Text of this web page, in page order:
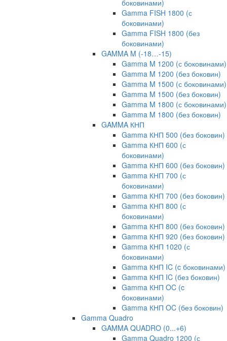
боковинами)
Gamma FISH 1800 (с
боковинами)
Gamma FISH 1800 (без
боковинами)
GAMMA M (-18…-15)
Gamma M 1200 (с боковинами)
Gamma M 1200 (без боковин)
Gamma M 1500 (с боковинами)
Gamma M 1500 (без боковин)
Gamma M 1800 (с боковинами)
Gamma M 1800 (без боковин)
GAMMA КНП
Gamma КНП 500 (без боковин)
Gamma КНП 600 (с
боковинами)
Gamma КНП 600 (без боковин)
Gamma КНП 700 (с
боковинами)
Gamma КНП 700 (без боковин)
Gamma КНП 800 (с
боковинами)
Gamma КНП 800 (без боковин)
Gamma КНП 920 (без боковин)
Gamma КНП 1020 (с
боковинами)
Gamma КНП IC (c боковинами)
Gamma КНП IC (без боковин)
Gamma КНП OC (c
боковинами)
Gamma КНП OC (без боковин)
Gamma Quadro
GAMMA QUADRO (0...+6)
Gamma Quadro 1200 (с